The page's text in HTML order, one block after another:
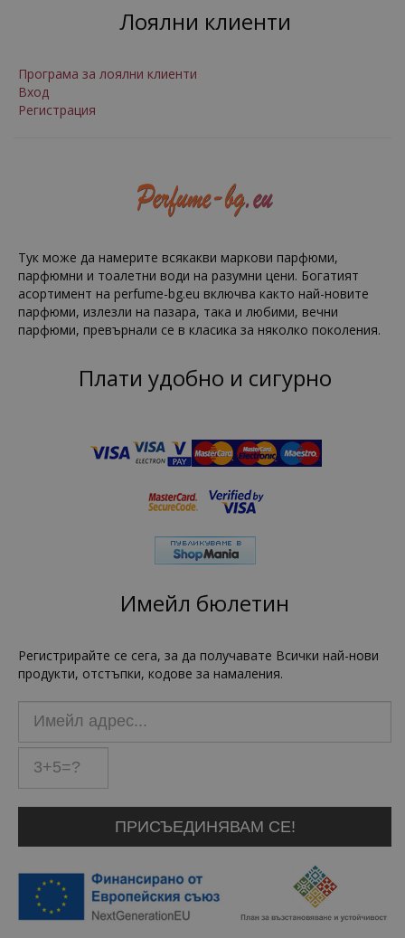
Лоялни клиенти
Програма за лоялни клиенти
Вход
Регистрация
Тук може да намерите всякакви маркови парфюми,
парфюмни и тоалетни води на разумни цени. Богатият
асортимент на perfume-bg.eu включва както най-новите
парфюми, излезли на пазара, така и любими, вечни
парфюми, превърнали се в класика за няколко поколения.
Плати удобно и сигурно
Имейл бюлетин
Регистрирайте се сега, за да получавате Всички най-нови
продукти, отстъпки, кодове за намаления.